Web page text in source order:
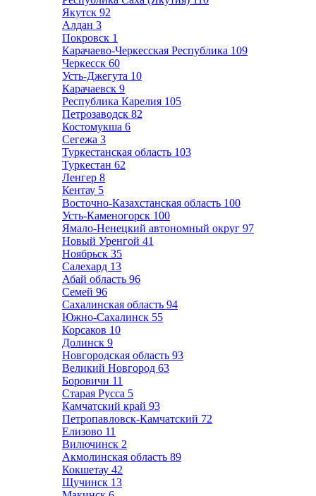
Якутск 92
Алдан 3
Покровск 1
Карачаево-Черкесская Республика 109
Черкесск 60
Усть-Джегута 10
Карачаевск 9
Республика Карелия 105
Петрозаводск 82
Костомукша 6
Сегежа 3
Туркестанская область 103
Туркестан 62
Ленгер 8
Кентау 5
Восточно-Казахстанская область 100
Усть-Каменогорск 100
Ямало-Ненецкий автономный округ 97
Новый Уренгой 41
Ноябрьск 35
Салехард 13
Абай область 96
Семей 96
Сахалинская область 94
Южно-Сахалинск 55
Корсаков 10
Долинск 9
Новгородская область 93
Великий Новгород 63
Боровичи 11
Старая Русса 5
Камчатский край 93
Петропавловск-Камчатский 72
Елизово 11
Вилючинск 2
Акмолинская область 89
Кокшетау 42
Щучинск 13